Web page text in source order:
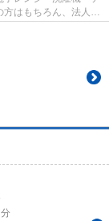
はもちろん、法人様